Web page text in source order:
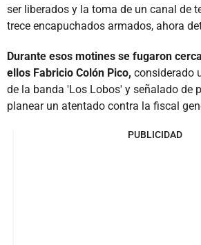
ser liberados y la toma de un canal de
trece encapuchados armados, ahora
Durante esos motines se fugaron
ellos Fabricio Colón Pico, considerado
de la banda 'Los Lobos' y señalado de
planear un atentado contra la fiscal
PUBLICIDAD